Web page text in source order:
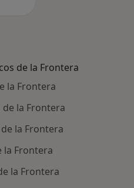
de la Frontera
la Frontera
la Frontera
la Frontera
la Frontera
la Frontera